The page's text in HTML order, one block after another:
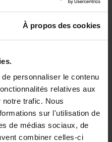
À propos des cookies
personnaliser le contenu
relatives aux
trafic. Nous
sur l'utilisation de
de médias sociaux, de
combiner celles-ci
podcasts exclusifs
(e-paper)
et suppléments (e-
à nos
connecter